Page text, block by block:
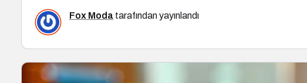
Fox Moda tarafından yayınlandı